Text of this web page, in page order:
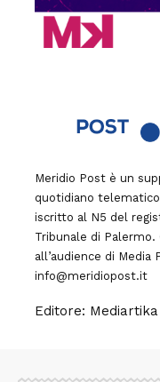
Meridio Post è un
quotidiano
iscritto al N5 del
Tribunale di Palermo.
all’audience di Media
info@meridiopost.it
Editore: Mediartika